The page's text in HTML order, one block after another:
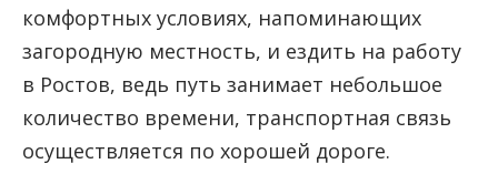
комфортных условиях, напоминающих
загородную местность, и ездить на работу
в Ростов, ведь путь занимает небольшое
количество времени, транспортная связь
осуществляется по хорошей дороге.